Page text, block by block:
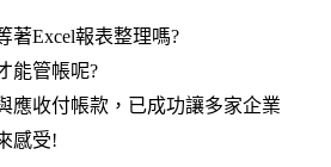
著Excel報表整理嗎?
能管帳呢?
應收付帳款，已成功讓多家企業
感受!